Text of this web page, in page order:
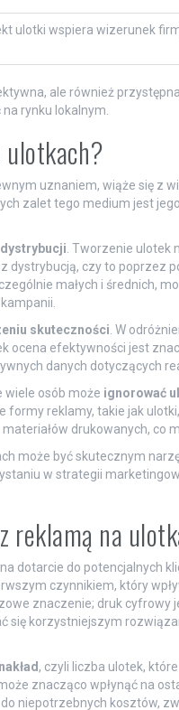
ulotki wspiera wizerunek
ale również
rynku lokalnym.
ulotkach?
uznaniem, wiąże się z
zalet tego medium jest
. Tworzenie ulotek
dystrybucją, czy to poprzez
małych i średnich,
skuteczności. W
ocena efektywności jest
danych dotyczących
wiele osób może ignorować
formy reklamy, takie jak
drukowanych, co
może być skutecznym
w strategii
reklamą na
dotarcie do potencjalnych
czynnikiem, który
znaczenie; druk cyfrowy
się korzystniejszym
nakład, czyli liczba ulotek,
znacząco wpłynąć na
niepotrzebnych kosztów,